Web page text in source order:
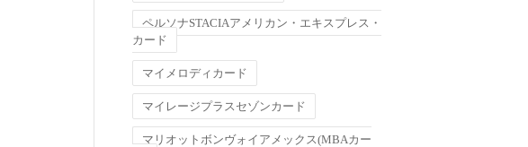
ペルソナSTACIAアメリカン・エキスプレス・
カード
マイメロディカード
マイレージプラスセゾンカード
マリオットボンヴォイアメックス(MBAカー